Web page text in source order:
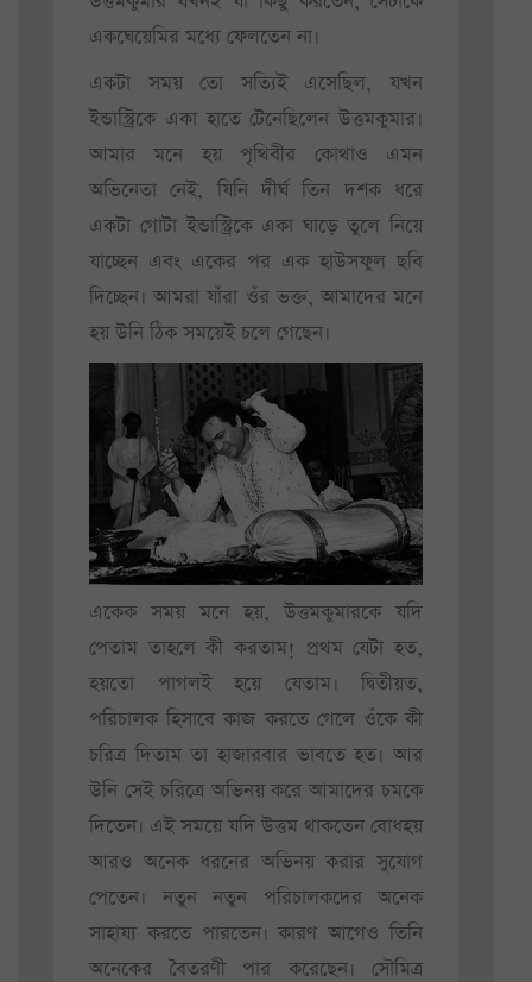
একঘেয়েমির মধ্যে ফেলতেন না।
একটা সময় তো সত্যিই এসেছিল, যখন
ইন্ডাস্ট্রিকে একা হাতে টেনেছিলেন উত্তমকুমার।
আমার মনে হয় পৃথিবীর কোথাও এমন
অভিনেতা নেই, যিনি দীর্ঘ তিন দশক ধরে
একটা গোটা ইন্ডাস্ট্রিকে একা ঘাড়ে তুলে নিয়ে
যাচ্ছেন এবং একের পর এক হাউসফুল ছবি
দিচ্ছেন। আমরা যাঁরা ওঁর ভক্ত, আমাদের মনে
হয় উনি ঠিক সময়েই চলে গেছেন।
একেক সময় মনে হয়, উত্তমকুমারকে যদি
পেতাম তাহলে কী করতাম! প্রথম যেটা হত,
হয়তো পাগলই হয়ে যেতাম। দ্বিতীয়ত,
পরিচালক হিসাবে কাজ করতে গেলে ওঁকে কী
চরিত্র দিতাম তা হাজারবার ভাবতে হত। আর
উনি সেই চরিত্রে অভিনয় করে আমাদের চমকে
দিতেন। এই সময়ে যদি উত্তম থাকতেন বোধহয়
আরও অনেক ধরনের অভিনয় করার সুযোগ
পেতেন। নতুন নতুন পরিচালকদের অনেক
সাহায্য করতে পারতেন। কারণ আগেও তিনি
অনেকের বৈতরণী পার করেছেন। সৌমিত্র